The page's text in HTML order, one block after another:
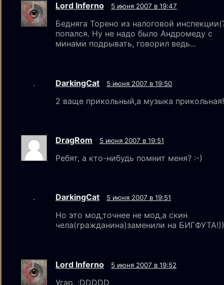
Lord Inferno 5 июня 2007 в 19:47
Бедняга Торено из налоговой
попался. Ну не надо было Андромеду с
минами подрывать, говорил ведь...
DarkingCat 5 июня 2007 в 19:50
2 ваще прикольный,а музыка
DragRom 5 июня 2007 в 19:51
Ребят, а кто-нибудь помнит меня? :-)
DarkingCat 5 июня 2007 в 19:51
Но это мод,точнее не мод,а скин
чела(гражданина)заменили на
Lord Inferno 5 июня 2007 в 19:52
Угар. :DDDDD